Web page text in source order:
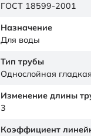
ГОСТ 18599-2001
Назначение
Для воды
Тип трубы
Однослойная гладкая
Изменение длины
3
Коэффициент